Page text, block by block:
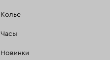
Колье
Часы
Новинки